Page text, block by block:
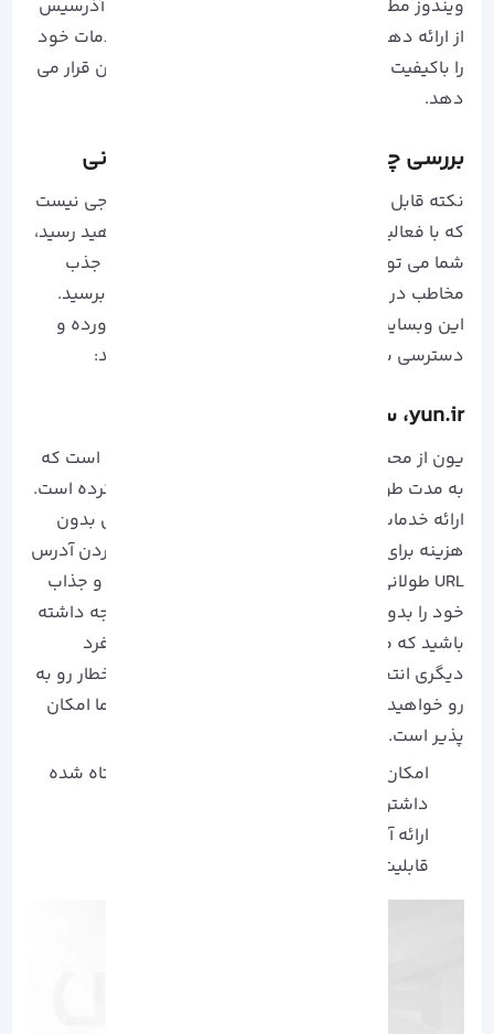
ویندوز مطمئن و باکیفیت این مشکل را حل کنید. آذرسیس
از ارائه دهندگان قدیمی در این مسیر است که خدمات خود
را باکیفیت بالا و قیمت مقرون به صرفه در اختیارتان قرار می
دهد.
بررسی چند سایت کوتاه کننده لینک ایرانی
نکته قابل توجه این است که فقط سایت های خارجی نیست
که با فعالیت و افزایش تعداد کلیک به درآمد خواهید رسید،
شما می توانید با کوتاه کردن لینک های طولانی و جذب
مخاطب در سایت های ایرانی نیز به درآمد مطلوب برسید.
این وبسایت ها مانند آنها محدودیتی به وجود نیاورده و
دسترسی شما آسان تر از وبسایت های خارجی باشد:
yun.ir، سایت کوتاه کننده لینک
یون از محبوب ترین سایت های کوتاه کننده لینک است که
به مدت طولانی فعالیت خود را در این زمینه آغاز کرده است.
ارائه خدمات در این سایت رایگان بوده و دسترسی بدون
هزینه برای کاربران امکان پذیر می باشد. با وارد کردن آدرس
URL طولانی در قسمت مشخص شده، لینک کوتاه و جذاب
خود را بدون داشتن تاریخ انقضا دریافت کنید. توجه داشته
باشید که ممکن است لینک مورد نیاز شما توسط فرد
دیگری انتخاب شده باشد، در این صورت با پیام اخطار رو به
رو خواهید شد. کسب درآمد در این سایت برای شما امکان
پذیر است. از مزایای دیگر Yun:
امکان انتخاب تاریخ انقضا برای لینک های کوتاه شده
داشتن افزونه کروم
ارائه آمار بازدید به تاریخ و ساعت
قابلیت اتصال به دامنه شخصی